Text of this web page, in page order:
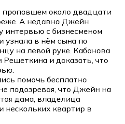
пропавшем около двадцати
А недавно Джейн
интервью с бизнесменом
в нём сына по
на левой руке. Кабанова
и доказать, что
помочь бесплатно
подозревая, что Джейн на
дама, владелица
нескольких квартир в